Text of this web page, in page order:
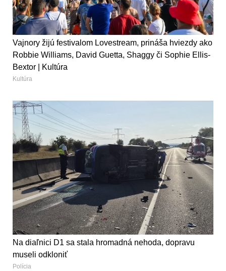
Vajnory žijú festivalom Lovestream, prináša hviezdy ako
Robbie Williams, David Guetta, Shaggy či Sophie Ellis-
Bextor | Kultúra
Kultúra
Na diaľnici D1 sa stala hromadná nehoda, dopravu
museli odkloniť
Polícia